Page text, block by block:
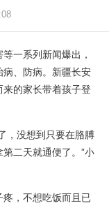
一系列新闻爆出，
、防病。新疆长安
的家长带着孩子登
，没想到只要在胳膊
二天就通便了。”小
，不想吃饭而且已